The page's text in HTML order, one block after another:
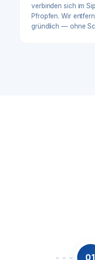
verbinden sich im
Pfropfen. Wir
gründlich — ohne
01